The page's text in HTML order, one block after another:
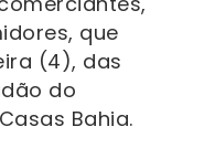
que
(4), das
do
Bahia.